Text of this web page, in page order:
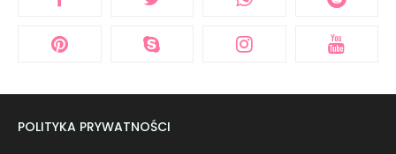
POLITYKA PRYWATNOŚCI